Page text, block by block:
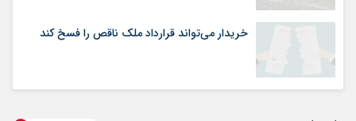
خریدار می‌تواند قرارداد ملک ناقص را فسخ کند